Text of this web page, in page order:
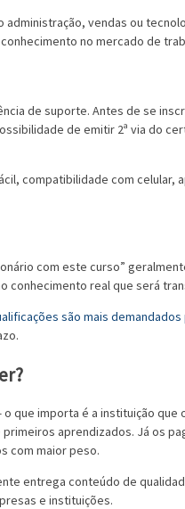
vendas ou
no mercado de
de suporte. Antes de se
de emitir 2ª via do
compatibilidade com celular,
com este curso”
conhecimento real que será
são mais
que importa é a instituição
aprendizados. Já os
com maior peso.
entrega conteúdo de
e instituições.